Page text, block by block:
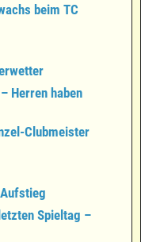
beim TC
Herren haben
Clubmeister
Spieltag –